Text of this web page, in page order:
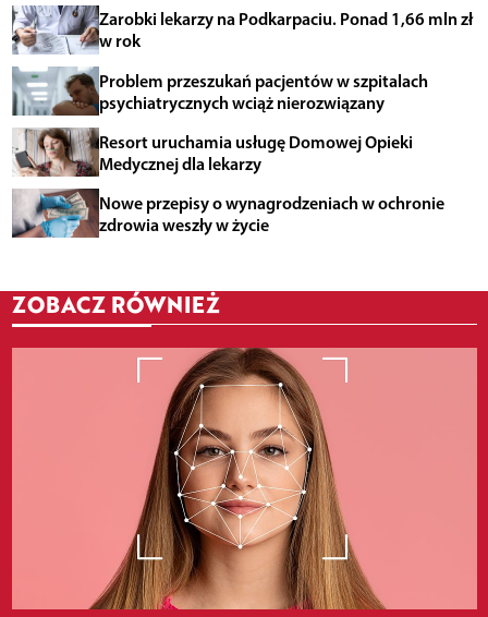
Zarobki lekarzy na Podkarpaciu. Ponad 1,66 mln zł
w rok
Problem przeszukań pacjentów w szpitalach
psychiatrycznych wciąż nierozwiązany
Resort uruchamia usługę Domowej Opieki
Medycznej dla lekarzy
Nowe przepisy o wynagrodzeniach w ochronie
zdrowia weszły w życie
ZOBACZ RÓWNIEŻ